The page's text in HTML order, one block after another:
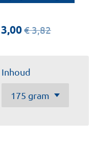
€ 3,82
Inhoud